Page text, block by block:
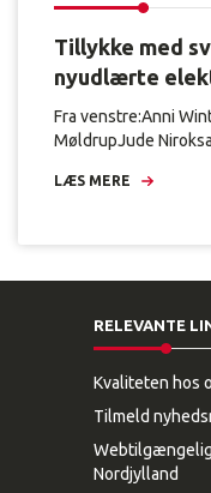
Tillykke med
nyudlærte
Fra venstre:Anni
MøldrupJude
LÆS MERE
RELEVANTE
Kvaliteten hos
Tilmeld
Nordjylland